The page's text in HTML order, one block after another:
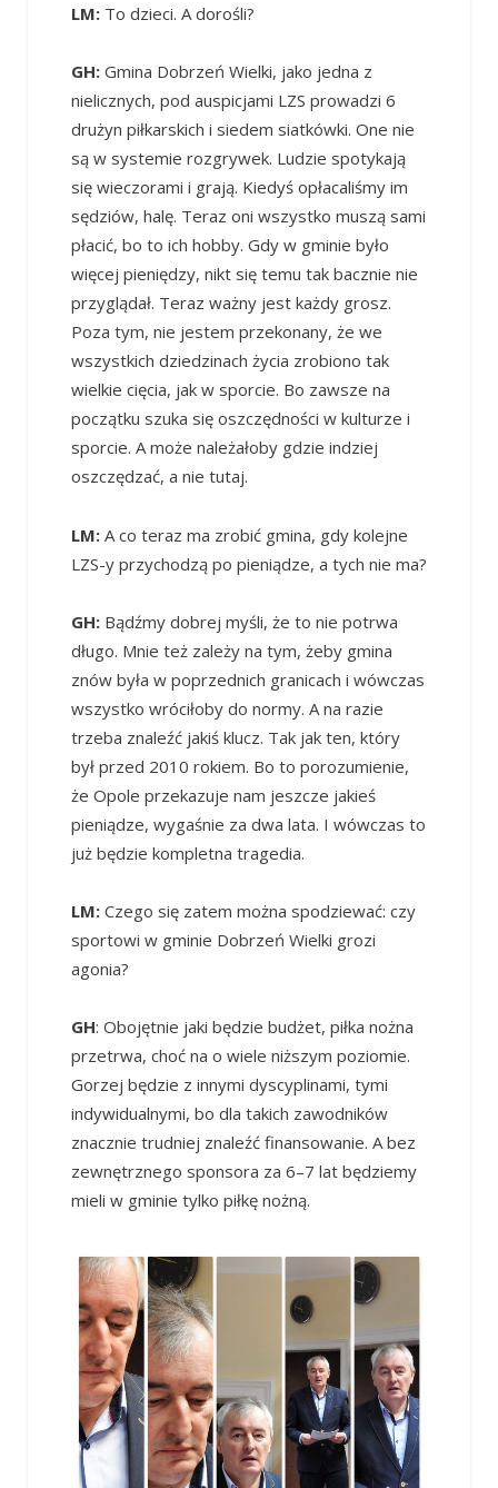
LM:To dzieci. A dorośli?
GH:Gmina Dobrzeń Wielki, jako jedna z
nielicznych, pod auspicjami LZS prowadzi 6
drużyn piłkarskich i siedem siatkówki. One nie
są w systemie rozgrywek. Ludzie spotykają
się wieczorami i grają. Kiedyś opłacaliśmy im
sędziów, halę. Teraz oni wszystko muszą sami
płacić, bo to ich hobby. Gdy w gminie było
więcej pieniędzy, nikt się temu tak bacznie nie
przyglądał. Teraz ważny jest każdy grosz.
Poza tym, nie jestem przekonany, że we
wszystkich dziedzinach życia zrobiono tak
wielkie cięcia, jak w sporcie. Bo zawsze na
początku szuka się oszczędności w kulturze i
sporcie. A może należałoby gdzie indziej
oszczędzać, a nie tutaj.
LM:A co teraz ma zrobić gmina, gdy kolejne
LZS-y przychodzą po pieniądze, a tych nie ma?
GH:Bądźmy dobrej myśli, że to nie potrwa
długo. Mnie też zależy na tym, żeby gmina
znów była w poprzednich granicach i wówczas
wszystko wróciłoby do normy. A na razie
trzeba znaleźć jakiś klucz. Tak jak ten, który
był przed 2010 rokiem. Bo to porozumienie,
że Opole przekazuje nam jeszcze jakieś
pieniądze, wygaśnie za dwa lata. I wówczas to
już będzie kompletna tragedia.
LM:Czego się zatem można spodziewać: czy
sportowi w gminie Dobrzeń Wielki grozi
agonia?
GH: Obojętnie jaki będzie budżet, piłka nożna
przetrwa, choć na o wiele niższym poziomie.
Gorzej będzie z innymi dyscyplinami, tymi
indywidualnymi, bo dla takich zawodników
znacznie trudniej znaleźć finansowanie. A bez
zewnętrznego sponsora za 6–7 lat będziemy
mieli w gminie tylko piłkę nożną.